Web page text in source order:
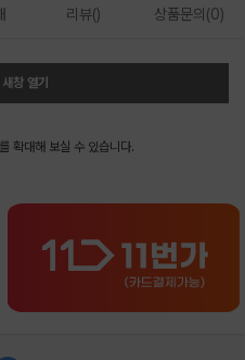
리뷰() 상품문의(0)
창 열기
확대해 보실 수 있습니다.